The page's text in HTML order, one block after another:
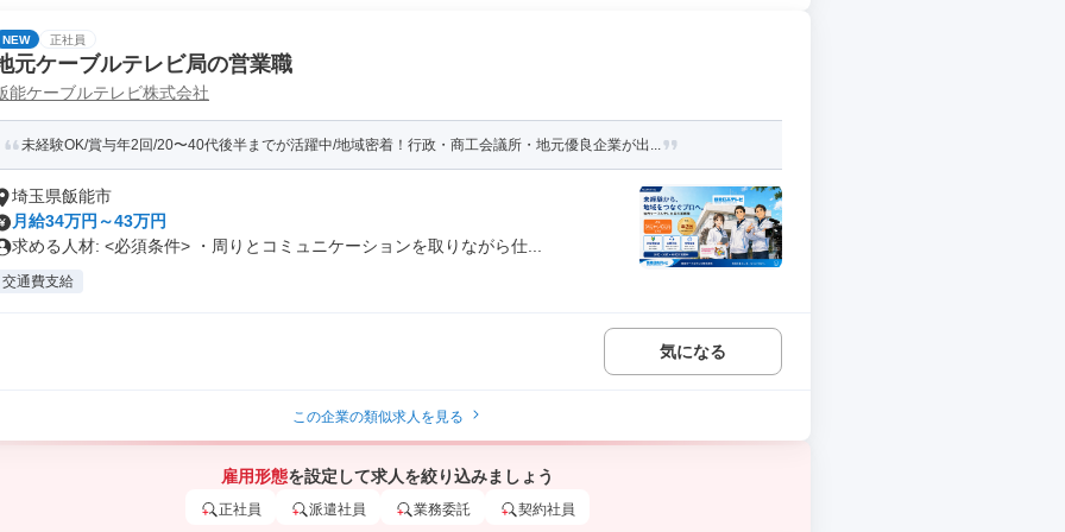
NEW 正社員
元ケーブルテレビ局の営業職
能ケーブルテレビ株式会社
未経験OK/賞与年2回/20〜40代後半までが活躍中/地域密着！行政・商工会議所・地元優良企業が出...
埼玉県飯能市
月給34万円～43万円
求める人材: <必須条件> ・周りとコミュニケーションを取りながら仕...
交通費支給
気になる
この企業の類似求人を見る
雇用形態を設定して求人を絞り込みましょう
正社員 派遣社員 業務委託 契約社員